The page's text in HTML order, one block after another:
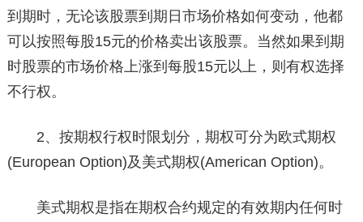
到期时，无论该股票到期日市场价格如何变动，他都
可以按照每股15元的价格卖出该股票。当然如果到期
时股票的市场价格上涨到每股15元以上，则有权选择
不行权。
2、按期权行权时限划分，期权可分为欧式期权
(European Option)及美式期权(American Option)。
美式期权是指在期权合约规定的有效期内任何时